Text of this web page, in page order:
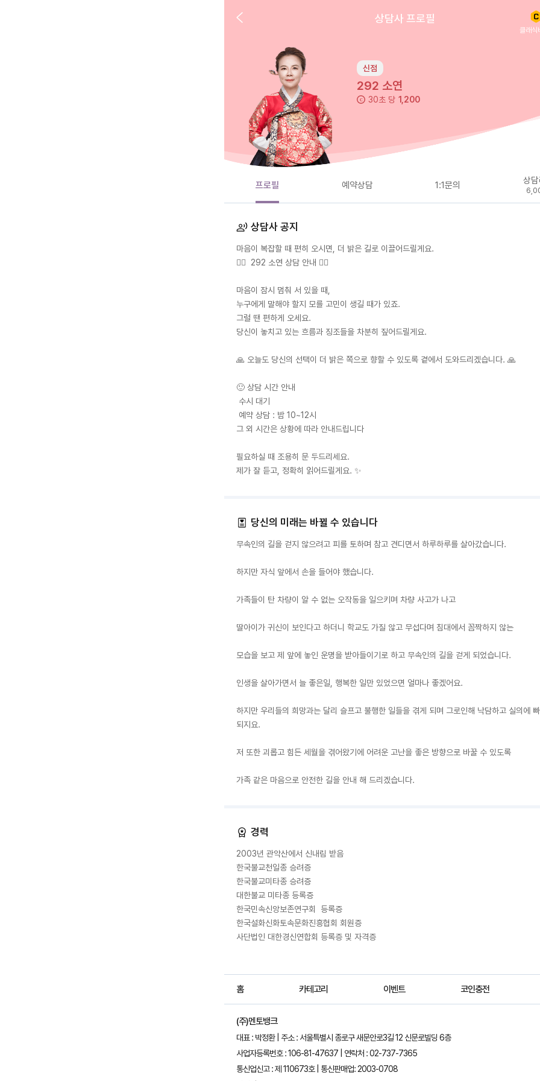
상담사 프로필
클래식
신점
292 소연
30초 당 1,200
프로필 예약상담 1:1문의 상
상담사 공지
마음이 복잡할 때 편히 오시면, 더 밝은 길로 이끌어드릴게요.
🙇‍♀️  292 소연 상담 안내 🙇‍♀️
마음이 잠시 멈춰 서 있을 때,
누구에게 말해야 할지 모를 고민이 생길 때가 있죠.
그럴 땐 편하게 오세요.
당신이 놓치고 있는 흐름과 징조들을 차분히 짚어드릴게요.
🙏 오늘도 당신의 선택이 더 밝은 쪽으로 향할 수 있도록 곁에서 도와드리겠습니다. 🙏
🙂 상담 시간 안내
그 외 시간은 상황에 따라 안내드립니다
필요하실 때 조용히 문 두드리세요.
제가 잘 듣고, 정확히 읽어드릴게요. ✨️
당신의 미래는 바뀔 수 있습니다
무속인의 길을 걷지 않으려고 피를 토하며 참고 견디면서 하루하루를 살아갔습니다.
하지만 자식 앞에서 손을 들어야 했습니다.
가족들이 탄 차량이 알 수 없는 오작동을 일으키며 차량 사고가 나고
딸아이가 귀신이 보인다고 하더니 학교도 가질 않고 무섭다며 침대에서 꼼짝하지 않는
모습을 보고 제 앞에 놓인 운명을 받아들이기로 하고 무속인의 길을 걷게 되었습니다.
인생을 살아가면서 늘 좋은일, 행복한 일만 있었으면 얼마나 좋겠어요.
하지만 우리들의 희망과는 달리 슬프고 불행한 일들을 겪게 되며 그로인해 낙담하고 실의에
되지요.
저 또한 괴롭고 힘든 세월을 겪어왔기에 어려운 고난을 좋은 방향으로 바꿀 수 있도록
가족 같은 마음으로 안전한 길을 안내 해 드리겠습니다.
경력
2003년 관악산에서 신내림 받음
한국불교천일종 승려증
한국불교미타종 승려증
대한불교 미타종 등록증
한국민속신앙보존연구회  등록증
한국설화신화토속문화진흥협회 회원증
사단법인 대한경신연합회 등록증 및 자격증
홈 카테고리 이벤트 코인충전
(주)멘토뱅크
대표 : 박정환 | 주소 : 서울특별시 종로구 새문안로3길 12 신문로빌딩 6층
사업자등록번호 : 106-81-47637 | 연락처 : 02-737-7365
통신업신고 : 제 110673호 | 통신판매업: 2003-0708